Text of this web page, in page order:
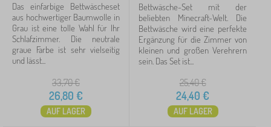
Das einfarbige Bettwäscheset
aus hochwertiger Baumwolle in
Grau ist eine tolle Wahl für Ihr
Schlafzimmer. Die neutrale
graue Farbe ist sehr vielseitig
und lässt...
33,70€
26,80 €
AUF LAGER
Bettwäsche-Set mit der
beliebten Minecraft-Welt. Die
Bettwäsche wird eine perfekte
Ergänzung für die Zimmer von
kleinen und großen Verehrern
sein. Das Set ist...
25,40€
24,40 €
AUF LAGER